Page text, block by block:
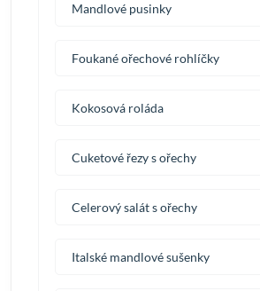
Mandlové pusinky
Foukané ořechové rohlíčky
Kokosová roláda
Cuketové řezy s ořechy
Celerový salát s ořechy
Italské mandlové sušenky